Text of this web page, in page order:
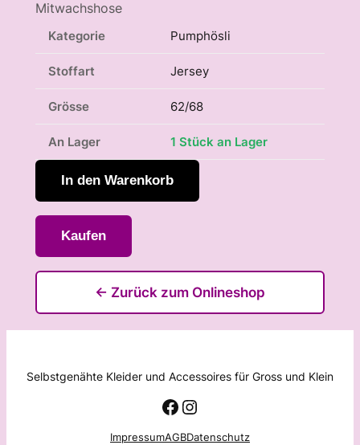
Mitwachshose
Kategorie
Pumphösli
Stoffart Jersey
Grösse 62/68
An Lager 1 Stück an Lager
In den Warenkorb
Kaufen
← Zurück zum Onlineshop
Selbstgenähte Kleider und Accessoires für Gross und Klein
Facebook
Instagram
ImpressumAGBDatenschutz